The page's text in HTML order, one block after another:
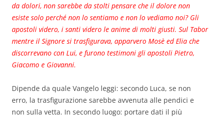
da dolori, non sarebbe da stolti pensare che il dolore non
esiste solo perché non lo sentiamo e non lo vediamo noi? Gli
apostoli videro, i santi videro le anime di molti giusti. Sul Tabor
mentre il Signore si trasfigurava, apparvero Mosè ed Elia che
discorrevano con Lui, e furono testimoni gli apostoli Pietro,
Giacomo e Giovanni.
Dipende da quale Vangelo leggi: secondo Luca, se non
erro, la trasfigurazione sarebbe avvenuta alle pendici e
non sulla vetta. In secondo luogo: portare dati il più